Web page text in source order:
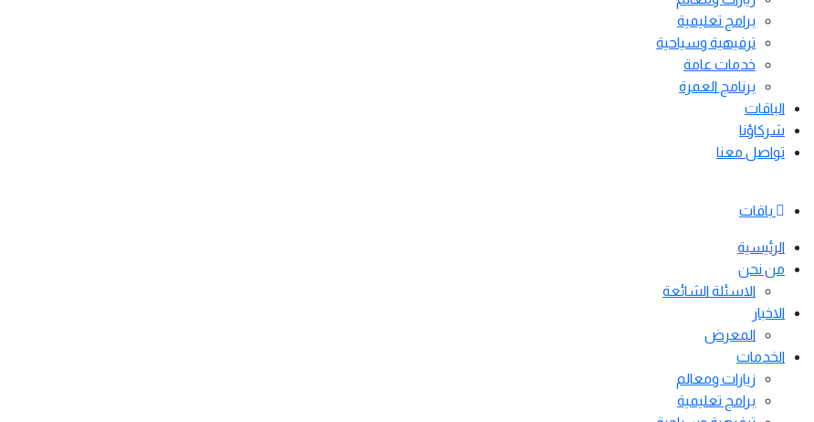
برامج تعليمية
ترفيهية وسياحية
خدمات عامة
برنامج العمرة
الباقات
شركاؤنا
تواصل معنا
باقات
الرئيسية
من نحن
الاسئلة الشائعة
الاخبار
المعرض
الخدمات
زيارات ومعالم
برامج تعليمية